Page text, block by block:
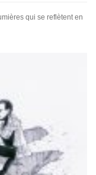
qui se reflètent en